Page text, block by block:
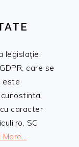
legislației
care se
este
caracter
SC
More…